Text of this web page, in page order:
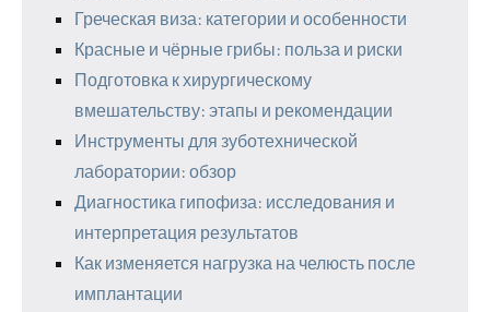
Греческая виза: категории и особенности
Красные и чёрные грибы: польза и риски
Подготовка к хирургическому
вмешательству: этапы и рекомендации
Инструменты для зуботехнической
лаборатории: обзор
Диагностика гипофиза: исследования и
интерпретация результатов
Как изменяется нагрузка на челюсть после
имплантации